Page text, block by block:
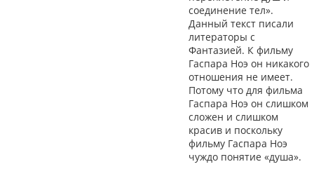
соединение тел».
Данный текст писали
литераторы с
Фантазией. К фильму
Гаспара Ноэ он никакого
отношения не имеет.
Потому что для фильма
Гаспара Ноэ он слишком
сложен и слишком
красив и поскольку
фильму Гаспара Ноэ
чуждо понятие «душа».